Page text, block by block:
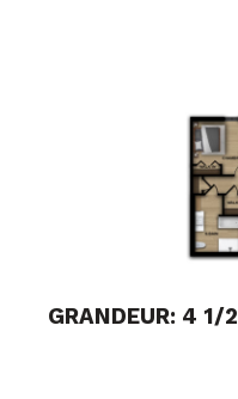
GRANDEUR: 4 1/2